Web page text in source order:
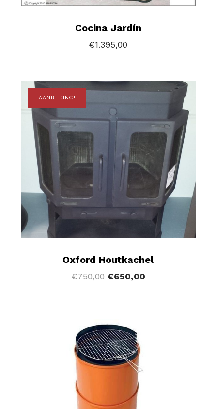
Cocina Jardín
€1.395,00
AANBIEDING!
Oxford Houtkachel
€750,00 €650,00